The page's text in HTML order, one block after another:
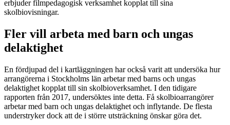
erbjuder filmpedagogisk verksamhet kopplat till sina
skolbiovisningar.
Fler vill arbeta med barn och ungas
delaktighet
En fördjupad del i kartläggningen har också varit att undersöka hur
arrangörerna i Stockholms län arbetar med barns och ungas
delaktighet kopplat till sin skolbioverksamhet. I den tidigare
rapporten från 2017, undersöktes inte detta. Få skolbioarrangörer
arbetar med barn och ungas delaktighet och inflytande. De flesta
understryker dock att de i större utsträckning önskar göra det.